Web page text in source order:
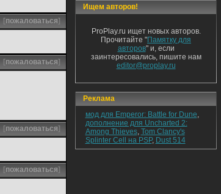
[пожаловаться]
[пожаловаться]
[пожаловаться]
[пожаловаться]
Ищем авторов!
ProPlay.ru ищет новых авторов.
Прочитайте "Памятку для
авторов" и, если
заинтересовались, пишите нам
editor@proplay.ru
Реклама
мод для Emperor: Battle for Dune,
дополнение для Uncharted 2:
Among Thieves, Tom Clancy's
Splinter Cell на PSP, Dust 514